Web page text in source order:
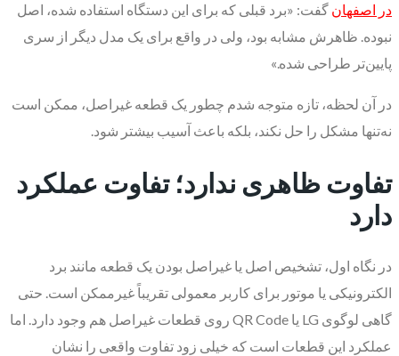
در اصفهان گفت: «برد قبلی که برای این دستگاه استفاده شده، اصل
نبوده. ظاهرش مشابه بود، ولی در واقع برای یک مدل دیگر از سری
پایین‌تر طراحی شده.»
در آن لحظه، تازه متوجه شدم چطور یک قطعه غیراصل، ممکن است
نه‌تنها مشکل را حل نکند، بلکه باعث آسیب بیشتر شود.
تفاوت ظاهری ندارد؛ تفاوت عملکرد
دارد
در نگاه اول، تشخیص اصل یا غیراصل بودن یک قطعه مانند برد
الکترونیکی یا موتور برای کاربر معمولی تقریباً غیرممکن است. حتی
گاهی لوگوی LG یا QR Code روی قطعات غیراصل هم وجود دارد. اما
عملکرد این قطعات است که خیلی زود تفاوت واقعی را نشان